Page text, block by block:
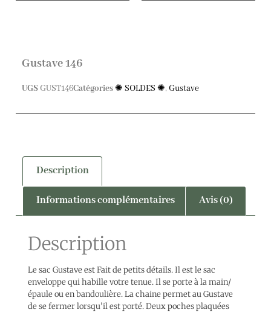
Gustave 146
UGS GUST146Catégories✺ SOLDES ✺, Gustave
Description
Informations complémentaires Avis (0)
Description
Le sac Gustave est Fait de petits détails. Il est le sac
enveloppe qui habille votre tenue. Il se porte à la main/
épaule ou en bandoulière. La chaine permet au Gustave
de se fermer lorsqu’il est porté. Deux poches plaquées